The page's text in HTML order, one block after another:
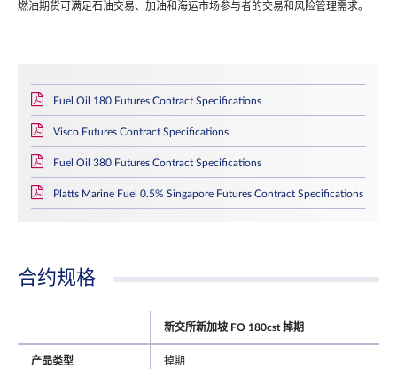
燃油期货可满足石油交易、加油和海运市场参与者的交易和风险管理需求。
Fuel Oil 180 Futures Contract Specifications
Visco Futures Contract Specifications
Fuel Oil 380 Futures Contract Specifications
Platts Marine Fuel 0.5% Singapore Futures Contract Specifications
合约规格
新交所新加坡 FO 180cst 掉期
产品类型 掉期